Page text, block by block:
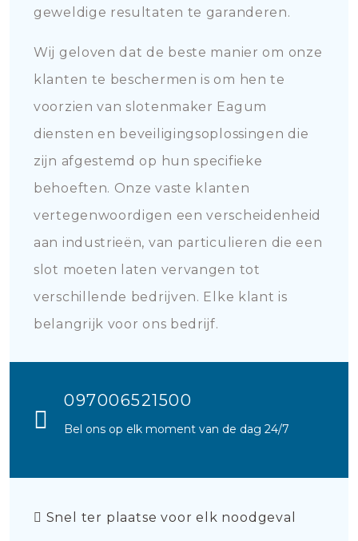
geweldige resultaten te garanderen.
Wij geloven dat de beste manier om onze
klanten te beschermen is om hen te
voorzien van slotenmaker Eagum
diensten en beveiligingsoplossingen die
zijn afgestemd op hun specifieke
behoeften. Onze vaste klanten
vertegenwoordigen een verscheidenheid
aan industrieën, van particulieren die een
slot moeten laten vervangen tot
verschillende bedrijven. Elke klant is
belangrijk voor ons bedrijf.
097006521500
Bel ons op elk moment van de dag 24/7
Snel ter plaatse voor elk noodgeval